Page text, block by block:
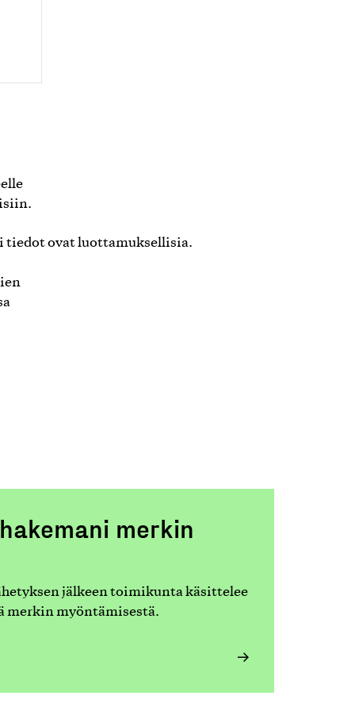
tiedot ovat luottamuksellisia.
merkin
jälkeen toimikunta käsittelee
merkin myöntämisestä.